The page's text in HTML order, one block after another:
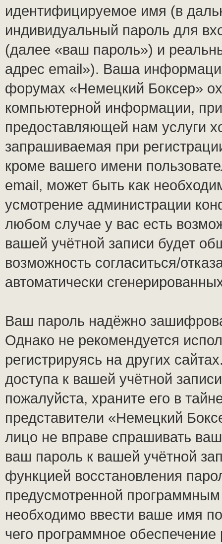
идентифицируемое имя (в
индивидуальный пароль для
(далее «ваш пароль») и
адрес email»). Ваша
форумах «Немецкий Боксер»
компьютерной информации,
предоставляющей нам услуги
запрашиваемая при
кроме вашего имени
email, может быть как
усмотрение администрации
любом случае у вас есть
вашей учётной записи будет
возможность согласиться/
автоматически
Ваш пароль надёжно
Однако не рекомендуется
регистрируясь на других
доступа к вашей учётной
пожалуйста, храните его в
представители «Немецкий
лицо не вправе спрашивать
ваш пароль к вашей учётной
функцией восстановления
предусмотренной
необходимо ввести ваше имя
чего программное